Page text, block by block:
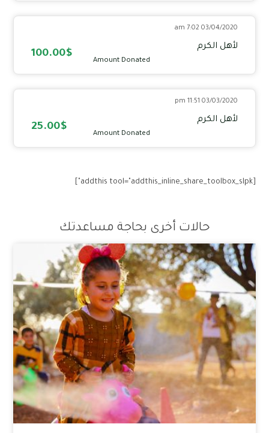
03/04/2020 7:02 am
لأهل الكرم
Amount Donated
100.00$
03/03/2020 11:51 pm
لأهل الكرم
Amount Donated
25.00$
[addthis tool="addthis_inline_share_toolbox_slpk"]
حالات أخرى بحاجة مساعدتك